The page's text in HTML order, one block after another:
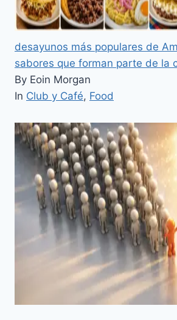
desayunos más populares de
sabores que forman parte de la
By Eoin Morgan
In Club y Café, Food